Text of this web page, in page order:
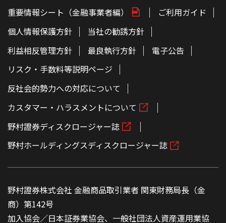
重要情報シート（金融事業者編）
ご利用ガイド
個人情報保護方針
当社の勧誘方針
利益相反管理方針
最良執行方針
電子公告
リスク・手数料等説明ページ
反社会的勢力への対応について
カスタマー・ハラスメントについて
野村證券ディスクロージャー誌
野村ホールディングスディスクロージャー誌
野村證券株式会社 金融商品取引業者 関東財務局長（金
商）第142号
加入協会／日本証券業協会、一般社団法人資産運用業協